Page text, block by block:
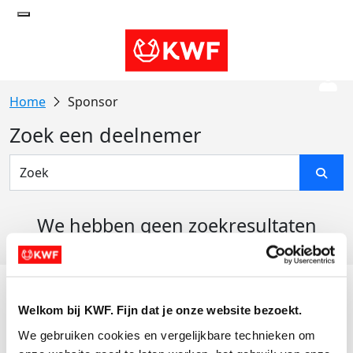
Welkom bij KWF. Fijn dat je onze website bezoekt.
We gebruiken cookies en vergelijkbare technieken om
Sponsor
Zoek een deelnemer
We hebben geen zoekresultaten
Actiematerialen
Evenementen